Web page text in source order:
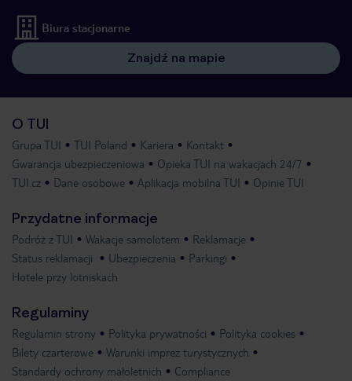
Biura stacjonarne
Znajdź na mapie
O TUI
Grupa TUI TUI Poland Kariera
Kontakt
Gwarancja ubezpieczeniowa
Opieka TUI na wakacjach 24/7
TUI.cz
Dane osobowe Aplikacja mobilna TUI Opinie TUI
Przydatne informacje
Podróż z TUI Wakacje samolotem
Reklamacje
Status reklamacji
Ubezpieczenia
Parkingi
Hotele przy lotniskach
Regulaminy
Regulamin strony Polityka prywatności
Polityka cookies
Bilety czarterowe
Warunki imprez turystycznych
Standardy ochrony małoletnich
Compliance